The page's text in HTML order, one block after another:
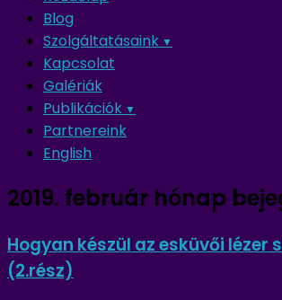
Blog
Szolgáltatásaink
Kapcsolat
Galériák
Publikációk
Partnereink
English
2019. február hónap
Hogyan készül az esküvői lézer
(2.rész)